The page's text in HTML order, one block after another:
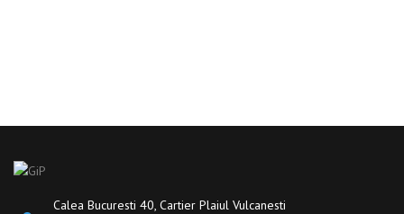
Calea Bucuresti 40, Cartier Plaiul Vulcanesti